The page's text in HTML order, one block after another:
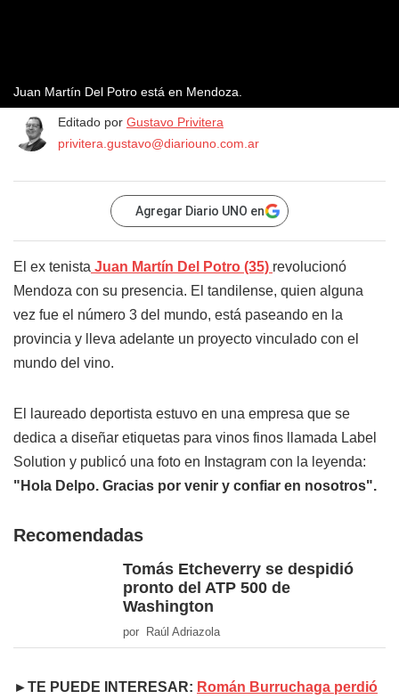
Juan Martín Del Potro está en Mendoza.
Editado por Gustavo Privitera
privitera.gustavo@diariouno.com.ar
Agregar Diario UNO en
El ex tenista Juan Martín Del Potro (35) revolucionó
Mendoza con su presencia. El tandilense, quien alguna
vez fue el número 3 del mundo, está paseando en la
provincia y lleva adelante un proyecto vinculado con el
mundo del vino.
El laureado deportista estuvo en una empresa que se
dedica a diseñar etiquetas para vinos finos llamada Label
Solution y publicó una foto en Instagram con la leyenda:
"Hola Delpo. Gracias por venir y confiar en nosotros".
Recomendadas
Tomás Etcheverry se despidió
pronto del ATP 500 de
Washington
por Raúl Adriazola
►TE PUEDE INTERESAR: Román Burruchaga perdió